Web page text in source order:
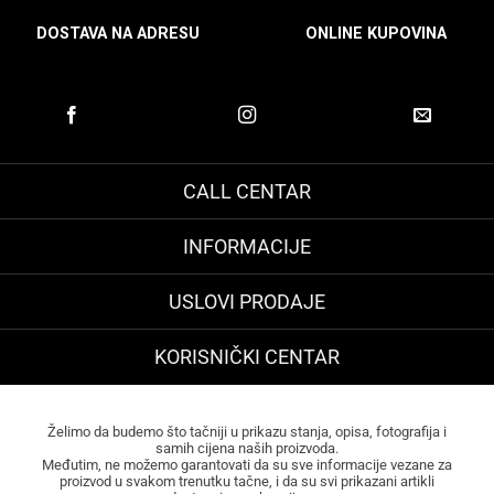
DOSTAVA NA ADRESU ONLINE KUPOVINA
CALL CENTAR
INFORMACIJE
USLOVI PRODAJE
KORISNIČKI CENTAR
Želimo da budemo što tačniji u prikazu stanja, opisa, fotografija i
samih cijena naših proizvoda.
Međutim, ne možemo garantovati da su sve informacije vezane za
proizvod u svakom trenutku tačne, i da su svi prikazani artikli